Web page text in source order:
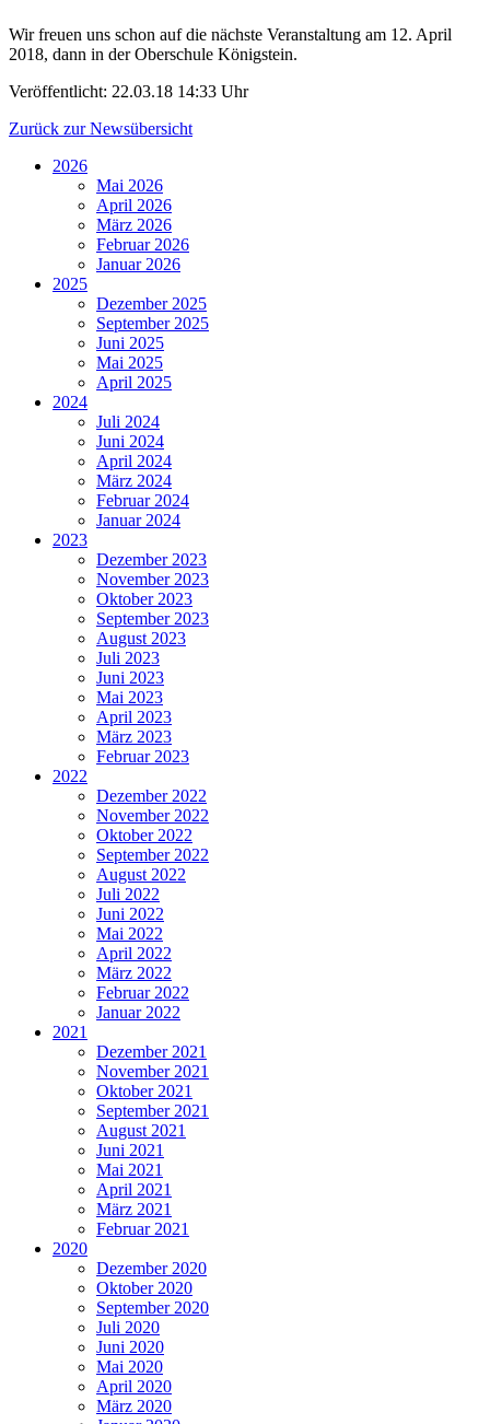
Wir freuen uns schon auf die nächste Veranstaltung am 12. April
2018, dann in der Oberschule Königstein.
Veröffentlicht: 22.03.18 14:33 Uhr
Zurück zur Newsübersicht
2026
Mai 2026
April 2026
März 2026
Februar 2026
Januar 2026
2025
Dezember 2025
September 2025
Juni 2025
Mai 2025
April 2025
2024
Juli 2024
Juni 2024
April 2024
März 2024
Februar 2024
Januar 2024
2023
Dezember 2023
November 2023
Oktober 2023
September 2023
August 2023
Juli 2023
Juni 2023
Mai 2023
April 2023
März 2023
Februar 2023
2022
Dezember 2022
November 2022
Oktober 2022
September 2022
August 2022
Juli 2022
Juni 2022
Mai 2022
April 2022
März 2022
Februar 2022
Januar 2022
2021
Dezember 2021
November 2021
Oktober 2021
September 2021
August 2021
Juni 2021
Mai 2021
April 2021
März 2021
Februar 2021
2020
Dezember 2020
Oktober 2020
September 2020
Juli 2020
Juni 2020
Mai 2020
April 2020
März 2020